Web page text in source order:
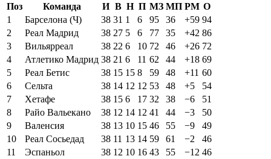
Поз
Команда И В Н П МЗ МП РМ О
1
Барселона (Ч) 38 31 1 6 95 36 +59 94
2
Реал Мадрид 38 27 5 6 77 35 +42 86
3
Вильярреал 38 22 6 10 72 46 +26 72
4
Атлетико Мадрид 38 21 6 11 62 44 +18 69
5
Реал Бетис 38 15 15 8 59 48 +11 60
6
Сельта 38 14 12 12 53 48 +5
54
7
Хетафе 38 15 6 17 32 38 −6
51
8
Райо Вальекано 38 12 14 12 41 44 −3
50
9
Валенсия 38 13 10 15 46 55 −9
49
10
Реал Сосьедад 38 11 13 14 59 61 −2
46
11
Эспаньол 38 12 10 16 43 55 −12 46